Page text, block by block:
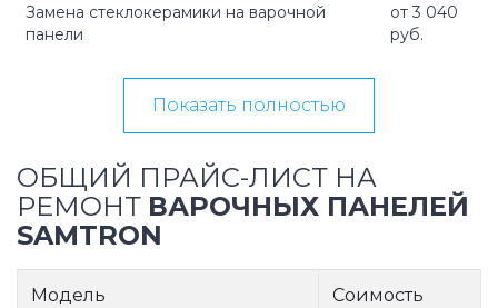
Замена стеклокерамики на варочной
панели
от 3 040
руб.
Показать полностью
ОБЩИЙ ПРАЙС-ЛИСТ НА
РЕМОНТ ВАРОЧНЫХ ПАНЕЛЕЙ
SAMTRON
Модель
Соимость